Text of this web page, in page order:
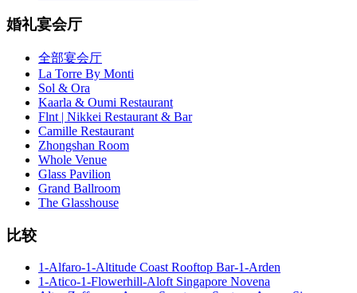
婚礼宴会厅
全部宴会厅
La Torre By Monti
Sol & Ora
Kaarla & Oumi Restaurant
Flnt | Nikkei Restaurant & Bar
Camille Restaurant
Zhongshan Room
Whole Venue
Glass Pavilion
Grand Ballroom
The Glasshouse
比较
1-Alfaro-1-Altitude Coast Rooftop Bar-1-Arden
1-Atico-1-Flowerhill-Aloft Singapore Novena